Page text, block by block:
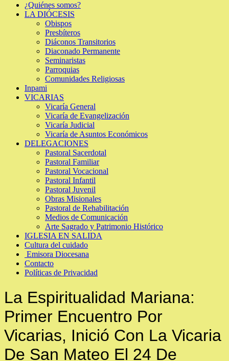
¿Quiénes somos?
LA DIÓCESIS
Obispos
Presbíteros
Diáconos Transitorios
Diaconado Permanente
Seminaristas
Parroquias
Comunidades Religiosas
Inpami
VICARIAS
Vicaría General
Vicaría de Evangelización
Vicaría Judicial
Vicaría de Asuntos Económicos
DELEGACIONES
Pastoral Sacerdotal
Pastoral Familiar
Pastoral Vocacional
Pastoral Infantil
Pastoral Juvenil
Obras Misionales
Pastoral de Rehabilitación
Medios de Comunicación
Arte Sagrado y Patrimonio Histórico
IGLESIA EN SALIDA
Cultura del cuidado
Emisora Diocesana
Contacto
Políticas de Privacidad
La Espiritualidad Mariana:
Primer Encuentro Por
Vicarias, Inició Con La Vicaria
De San Mateo El 24 De